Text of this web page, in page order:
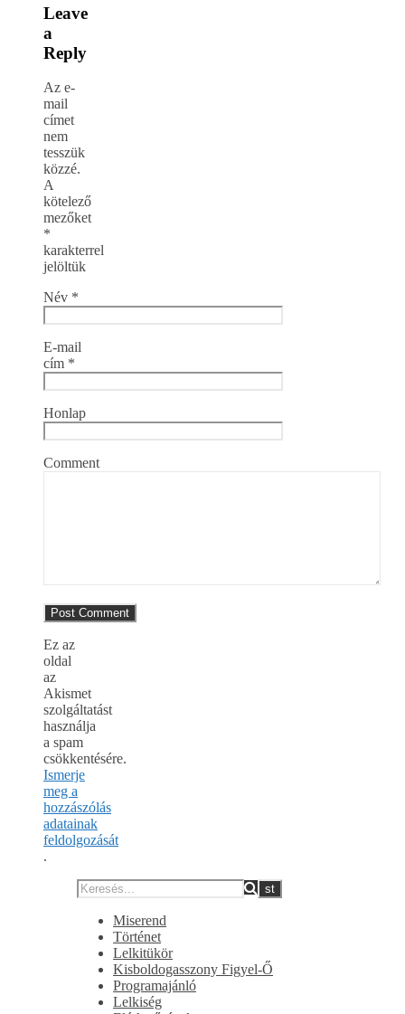
Leave
a
Reply
Az e-
mail
címet
nem
tesszük
közzé.
A
kötelező
mezőket
*
karakterrel
jelöltük
Név *
E-mail
cím *
Honlap
Comment
Ez az
oldal
az
Akismet
szolgáltatást
használja
a spam
csökkentésére.
Ismerje
meg a
hozzászólás
adatainak
feldolgozását
.
Miserend
Történet
Lelkitükör
Kisboldogasszony Figyel-Ő
Programajánló
Lelkiség